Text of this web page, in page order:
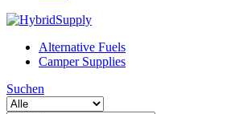
Alternative Fuels
Camper Supplies
Suchen